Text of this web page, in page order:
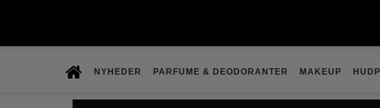
NYHEDER PARFUME & DEODORANTER MAKEUP